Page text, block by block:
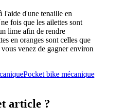
l'aide d'une tenaille en
fois que les ailettes sont
lime afin de rendre
en oranges sont celles que
venez de gagner environ
Pocket bike mécanique
article ?